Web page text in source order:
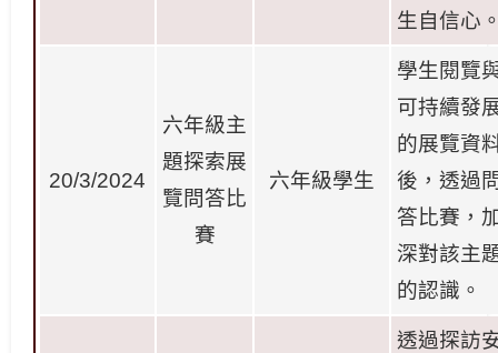
生自信心
20/3/2024
六年級主
題探索展
覽問答比
賽
六年級學生
學生閱覽
可持續發
的展覽資
後，透過
答比賽，
深對該主
的認識。
透過探訪